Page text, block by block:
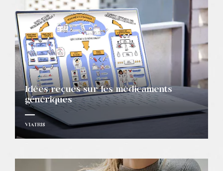
Idées reçues sur les médicaments
génériques
VIATRIS